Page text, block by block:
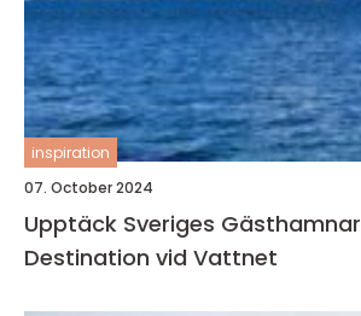
inspiration
07. October 2024
Upptäck Sveriges Gästhamnar Din Nästa
Destination vid Vattnet